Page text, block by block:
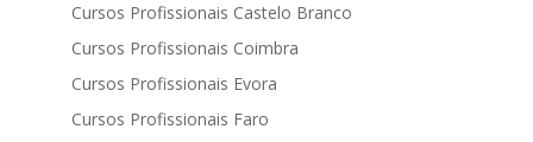
Cursos Profissionais Castelo Branco
Cursos Profissionais Coimbra
Cursos Profissionais Evora
Cursos Profissionais Faro